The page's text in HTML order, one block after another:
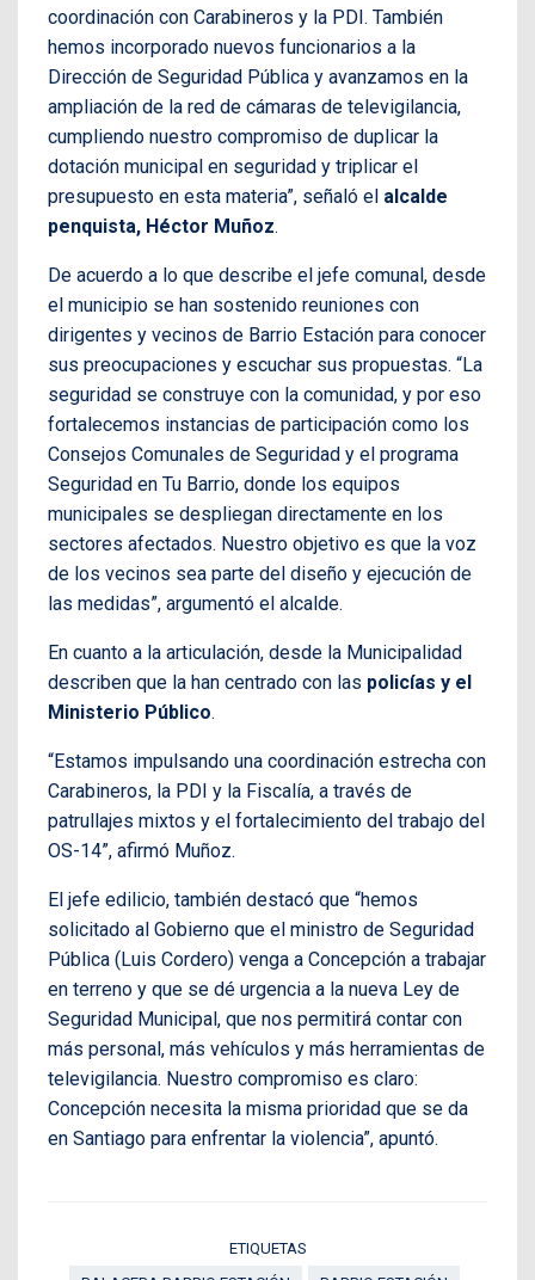
coordinación con Carabineros y la PDI. También
hemos incorporado nuevos funcionarios a la
Dirección de Seguridad Pública y avanzamos en la
ampliación de la red de cámaras de televigilancia,
cumpliendo nuestro compromiso de duplicar la
dotación municipal en seguridad y triplicar el
presupuesto en esta materia”, señaló el alcalde
penquista, Héctor Muñoz.
De acuerdo a lo que describe el jefe comunal, desde
el municipio se han sostenido reuniones con
dirigentes y vecinos de Barrio Estación para conocer
sus preocupaciones y escuchar sus propuestas. “La
seguridad se construye con la comunidad, y por eso
fortalecemos instancias de participación como los
Consejos Comunales de Seguridad y el programa
Seguridad en Tu Barrio, donde los equipos
municipales se despliegan directamente en los
sectores afectados. Nuestro objetivo es que la voz
de los vecinos sea parte del diseño y ejecución de
las medidas”, argumentó el alcalde.
En cuanto a la articulación, desde la Municipalidad
describen que la han centrado con las policías y el
Ministerio Público.
“Estamos impulsando una coordinación estrecha con
Carabineros, la PDI y la Fiscalía, a través de
patrullajes mixtos y el fortalecimiento del trabajo del
OS-14”, afirmó Muñoz.
El jefe edilicio, también destacó que “hemos
solicitado al Gobierno que el ministro de Seguridad
Pública (Luis Cordero) venga a Concepción a trabajar
en terreno y que se dé urgencia a la nueva Ley de
Seguridad Municipal, que nos permitirá contar con
más personal, más vehículos y más herramientas de
televigilancia. Nuestro compromiso es claro:
Concepción necesita la misma prioridad que se da
en Santiago para enfrentar la violencia”, apuntó.
ETIQUETAS